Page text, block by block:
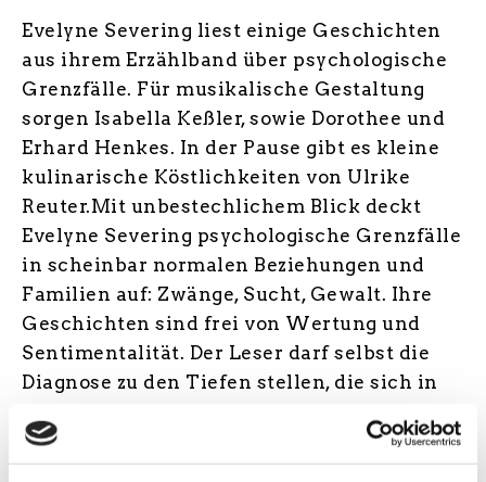
Evelyne Severing liest einige Geschichten
aus ihrem Erzählband über psychologische
Grenzfälle. Für musikalische Gestaltung
sorgen Isabella Keßler, sowie Dorothee und
Erhard Henkes. In der Pause gibt es kleine
kulinarische Köstlichkeiten von Ulrike
Reuter.Mit unbestechlichem Blick deckt
Evelyne Severing psychologische Grenzfälle
in scheinbar normalen Beziehungen und
Familien auf: Zwänge, Sucht, Gewalt. Ihre
Geschichten sind frei von Wertung und
Sentimentalität. Der Leser darf selbst die
Diagnose zu den Tiefen stellen, die sich in
zu kennen glaubten, auftun. Oft gelingt auch
erst durch Mut und Auseinandersetzung,